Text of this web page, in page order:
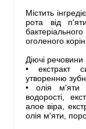
Містить
рота від
оголеного
Діючі
• екстракт
утворенню
• олія м'яти
водорості,
алое віра,
олія м'яти,